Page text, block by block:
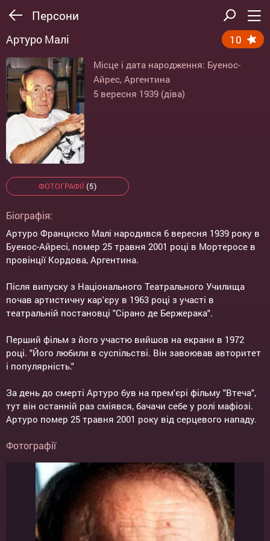
Персони
Артуро Малі 10
Місце і дата народження: Буенос-
Айрес, Аргентина
5 вересня 1939 (діва)
ФОТОГРАФІЇ(5)
Біографія:
Артуро Франциско Малі народився 6 вересня 1939 року в
Буенос-Айресі, помер 25 травня 2001 році в Мортеросе в
провінції Кордова, Аргентина.
Після випуску з Національного Театрального Училища
почав артистичну кар'єру в 1963 році з участі в
театральній постановці "Сірано де Бержерака".
Перший фільм з його участю вийшов на екрани в 1972
році. "Його любили в суспільстві. Він завоював авторитет
і популярність."
За день до смерті Артуро був на прем'єрі фільму "Втеча",
тут він останній раз сміявся, бачачи себе у ролі мафіозі.
Артуро помер 25 травня 2001 року від серцевого нападу.
Фотографії